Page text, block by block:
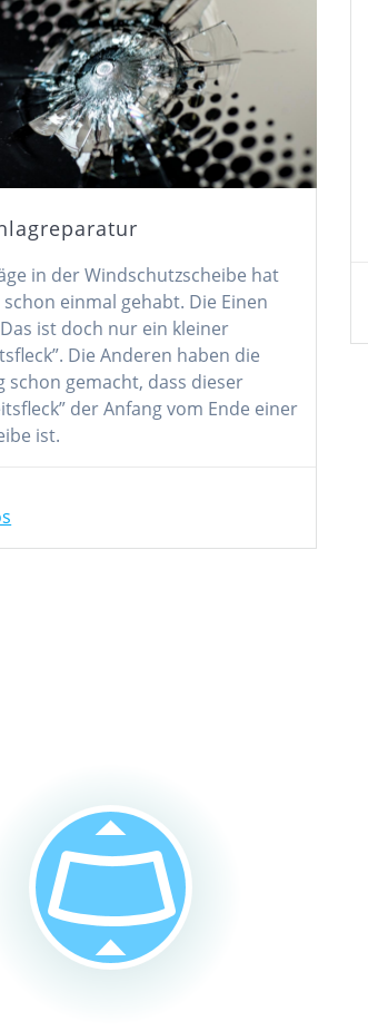
in der Windschutzscheibe hat
einmal gehabt. Die Einen
ist doch nur ein kleiner
Die Anderen haben die
schon gemacht, dass dieser
der Anfang vom Ende einer
ist.